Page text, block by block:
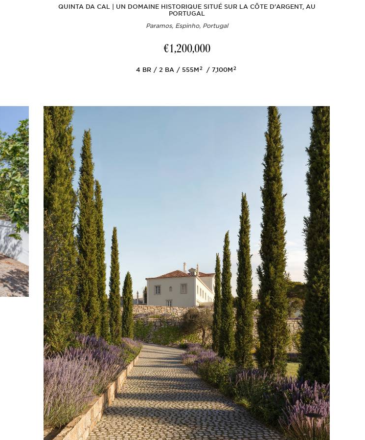
QUINTA DA CAL | UN DOMAINE HISTORIQUE SITUÉ SUR LA CÔTE D'ARGENT, AU
PORTUGAL
Paramos, Espinho, Portugal
€1,200,000
4 BR 2 BA 555M2 7,100M2